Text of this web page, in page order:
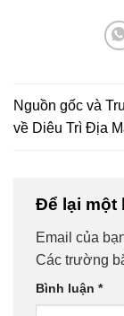
Nguồn gốc và
về Diêu Trì Địa
Để lại một
Email của
Các trường
Bình luận *